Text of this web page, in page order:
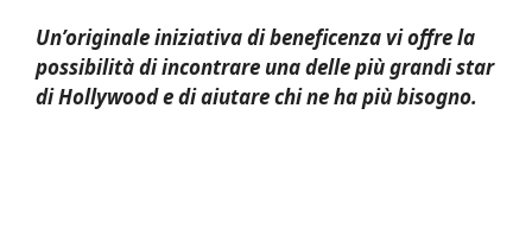
Un’originale iniziativa di beneficenza vi offre la
possibilità di incontrare una delle più grandi star
di Hollywood e di aiutare chi ne ha più bisogno.